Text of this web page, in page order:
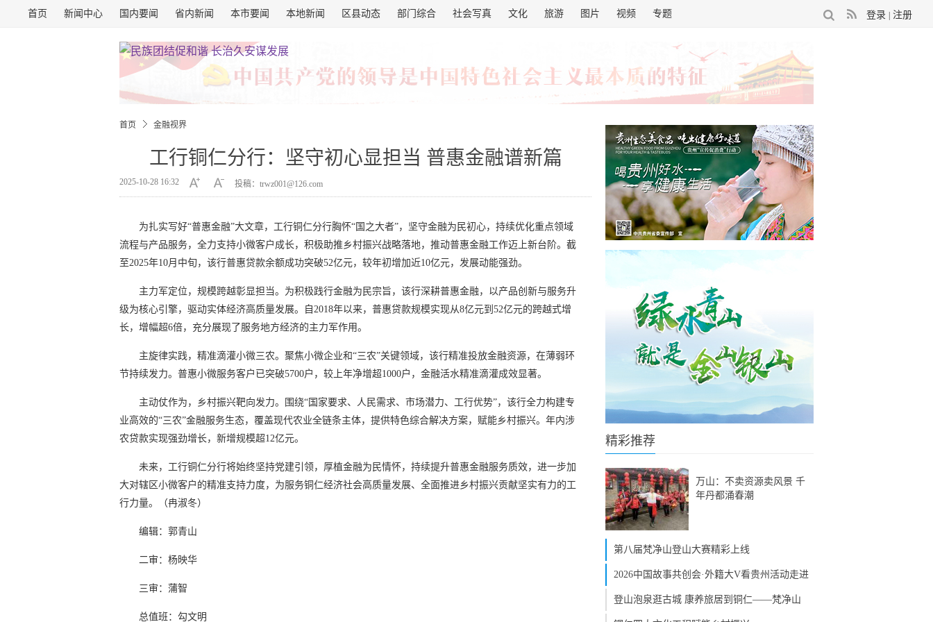
登录 注册
首页 新闻中心 国内要闻 省内新闻 本市要闻 本地新闻 区县动态 部门综合 社会写真 文化 旅游 图片 视频 专题
首页 金融视界
工行铜仁分行：坚守初心显担当 普惠金融谱新篇
2025-10-28 16:32 投稿：trwz001@126.com
为扎实写好“普惠金融”大文章，工行铜仁分行胸怀“国之大者”，坚守金融为民初心，持续优化重点领域
流程与产品服务，全力支持小微客户成长，积极助推乡村振兴战略落地，推动普惠金融工作迈上新台阶。截
至2025年10月中旬，该行普惠贷款余额成功突破52亿元，较年初增加近10亿元，发展动能强劲。
主力军定位，规模跨越彰显担当。为积极践行金融为民宗旨，该行深耕普惠金融，以产品创新与服务升
级为核心引擎，驱动实体经济高质量发展。自2018年以来，普惠贷款规模实现从8亿元到52亿元的跨越式增
长，增幅超6倍，充分展现了服务地方经济的主力军作用。
主旋律实践，精准滴灌小微三农。聚焦小微企业和“三农”关键领域，该行精准投放金融资源，在薄弱环
节持续发力。普惠小微服务客户已突破5700户，较上年净增超1000户，金融活水精准滴灌成效显著。
主动仗作为，乡村振兴靶向发力。围绕“国家要求、人民需求、市场潜力、工行优势”，该行全力构建专
业高效的“三农”金融服务生态，覆盖现代农业全链条主体，提供特色综合解决方案，赋能乡村振兴。年内涉
农贷款实现强劲增长，新增规模超12亿元。
未来，工行铜仁分行将始终坚持党建引领，厚植金融为民情怀，持续提升普惠金融服务质效，进一步加
大对辖区小微客户的精准支持力度，为服务铜仁经济社会高质量发展、全面推进乡村振兴贡献坚实有力的工
行力量。（冉淑冬）
编辑：郭青山
二审：杨映华
三审：蒲智
总值班：勾文明
精彩推荐
万山：不卖资源卖风景 千
年丹都涌春潮
第八届梵净山登山大赛精彩上线
2026中国故事共创会·外籍大V看贵州活动走进
登山泡泉逛古城 康养旅居到铜仁——梵净山